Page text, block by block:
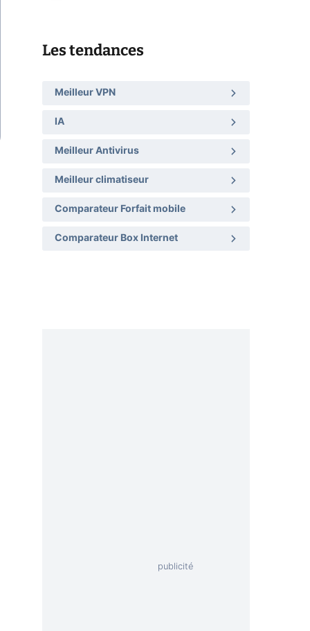
Les tendances
Meilleur VPN
IA
Meilleur Antivirus
Meilleur climatiseur
Comparateur Forfait mobile
Comparateur Box Internet